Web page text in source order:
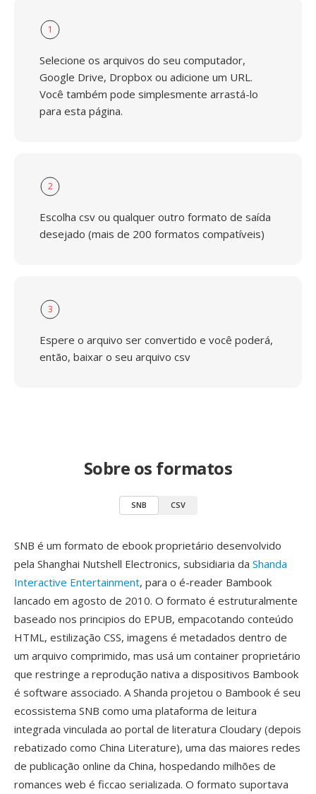
1
Selecione os arquivos do seu computador,
Google Drive, Dropbox ou adicione um URL.
Você também pode simplesmente arrastá-lo
para esta página.
2
Escolha csv ou qualquer outro formato de saída
desejado (mais de 200 formatos compatíveis)
3
Espere o arquivo ser convertido e você poderá,
então, baixar o seu arquivo csv
Sobre os formatos
SNB CSV
SNB é um formato de ebook proprietário desenvolvido
pela Shanghai Nutshell Electronics, subsidiaria da Shanda
Interactive Entertainment, para o é-reader Bambook
lancado em agosto de 2010. O formato é estruturalmente
baseado nos principios do EPUB, empacotando conteúdo
HTML, estilização CSS, imagens é metadados dentro de
um arquivo comprimido, mas usá um container proprietário
que restringe a reprodução nativa a dispositivos Bambook
é software associado. A Shanda projetou o Bambook é seu
ecossistema SNB como uma plataforma de leitura
integrada vinculada ao portal de literatura Cloudary (depois
rebatizado como China Literature), uma das maiores redes
de publicação online da China, hospedando milhões de
romances web é ficcao serializada. O formato suportava